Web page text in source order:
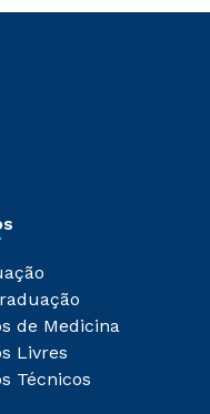
de Medicina
Livres
Técnicos